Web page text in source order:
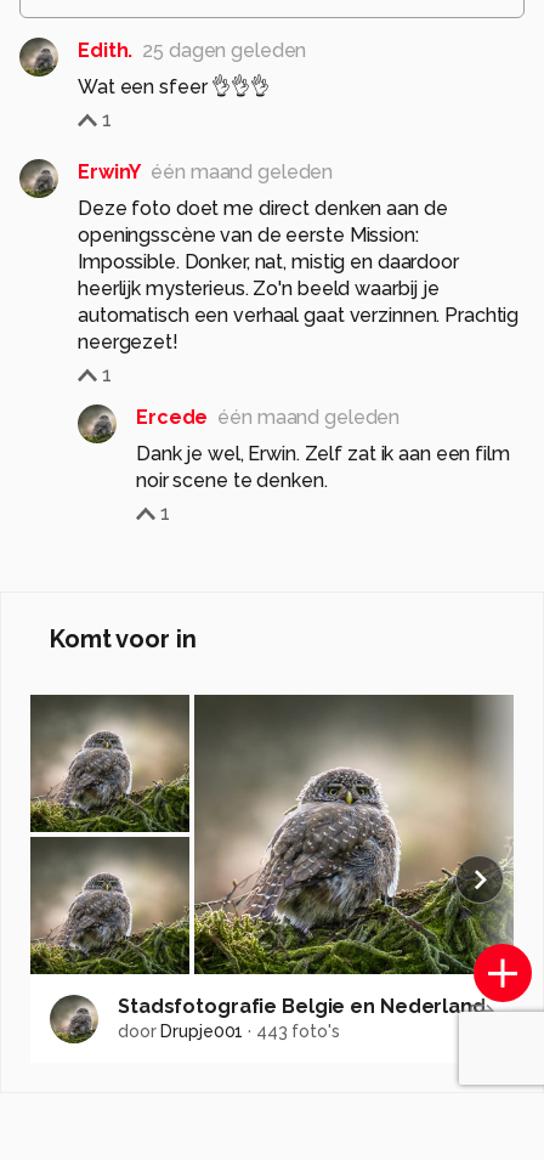
Edith. 25 dagen geleden
Wat een sfeer 👌👌👌
1
ErwinY één maand geleden
Deze foto doet me direct denken aan de
openingsscène van de eerste Mission:
Impossible. Donker, nat, mistig en daardoor
heerlijk mysterieus. Zo'n beeld waarbij je
automatisch een verhaal gaat verzinnen. Prachtig
neergezet!
1
Ercede één maand geleden
Dank je wel, Erwin. Zelf zat ik aan een film
noir scene te denken.
1
Komt voor in
Stadsfotografie Belgie en Nederland.
door Drupje001 · 443 foto's